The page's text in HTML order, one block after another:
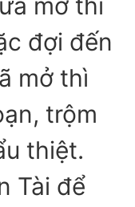
mở thì
đợi đến
mở thì
trộm
thiệt.
Tài để